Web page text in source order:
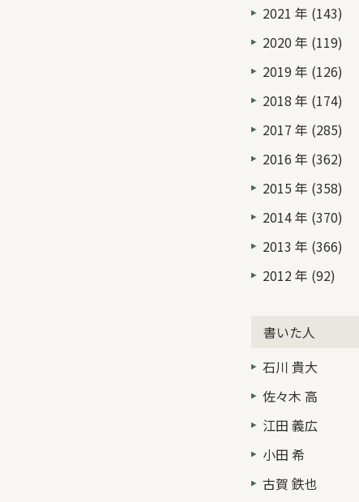
2021 年 (143)
2020 年 (119)
2019 年 (126)
2018 年 (174)
2017 年 (285)
2016 年 (362)
2015 年 (358)
2014 年 (370)
2013 年 (366)
2012 年 (92)
書いた人
石川 貴大
佐々木 高
江田 義広
小田 希
古賀 鉄也